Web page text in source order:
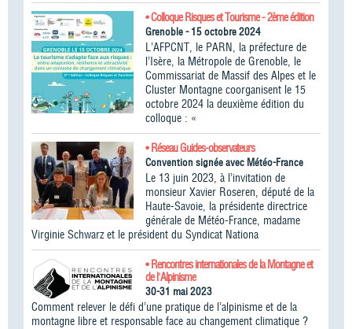
• Colloque Risques et Tourisme - 2ème édition
Grenoble - 15 octobre 2024
L’AFPCNT, le PARN, la préfecture de
l’Isère, la Métropole de Grenoble, le
Commissariat de Massif des Alpes et le
Cluster Montagne coorganisent le 15
octobre 2024 la deuxième édition du
colloque : «
• Réseau Guides-observateurs
Convention signée avec Météo-France
Le 13 juin 2023, à l’invitation de
monsieur Xavier Roseren, député de la
Haute-Savoie, la présidente directrice
générale de Météo-France, madame
Virginie Schwarz et le président du Syndicat Nationa
• Rencontres internationales de la Montagne et
de l'Alpinisme
30-31 mai 2023
Comment relever le défi d’une pratique de l’alpinisme et de la
montagne libre et responsable face au changement climatique ?